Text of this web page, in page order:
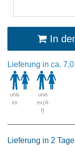
In
Lieferung in ca.
unis
ex
unis
ex(A
f)
Lieferung in 2